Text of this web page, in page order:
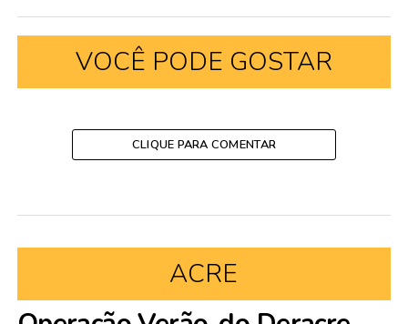
VOCÊ PODE GOSTAR
CLIQUE PARA COMENTAR
ACRE